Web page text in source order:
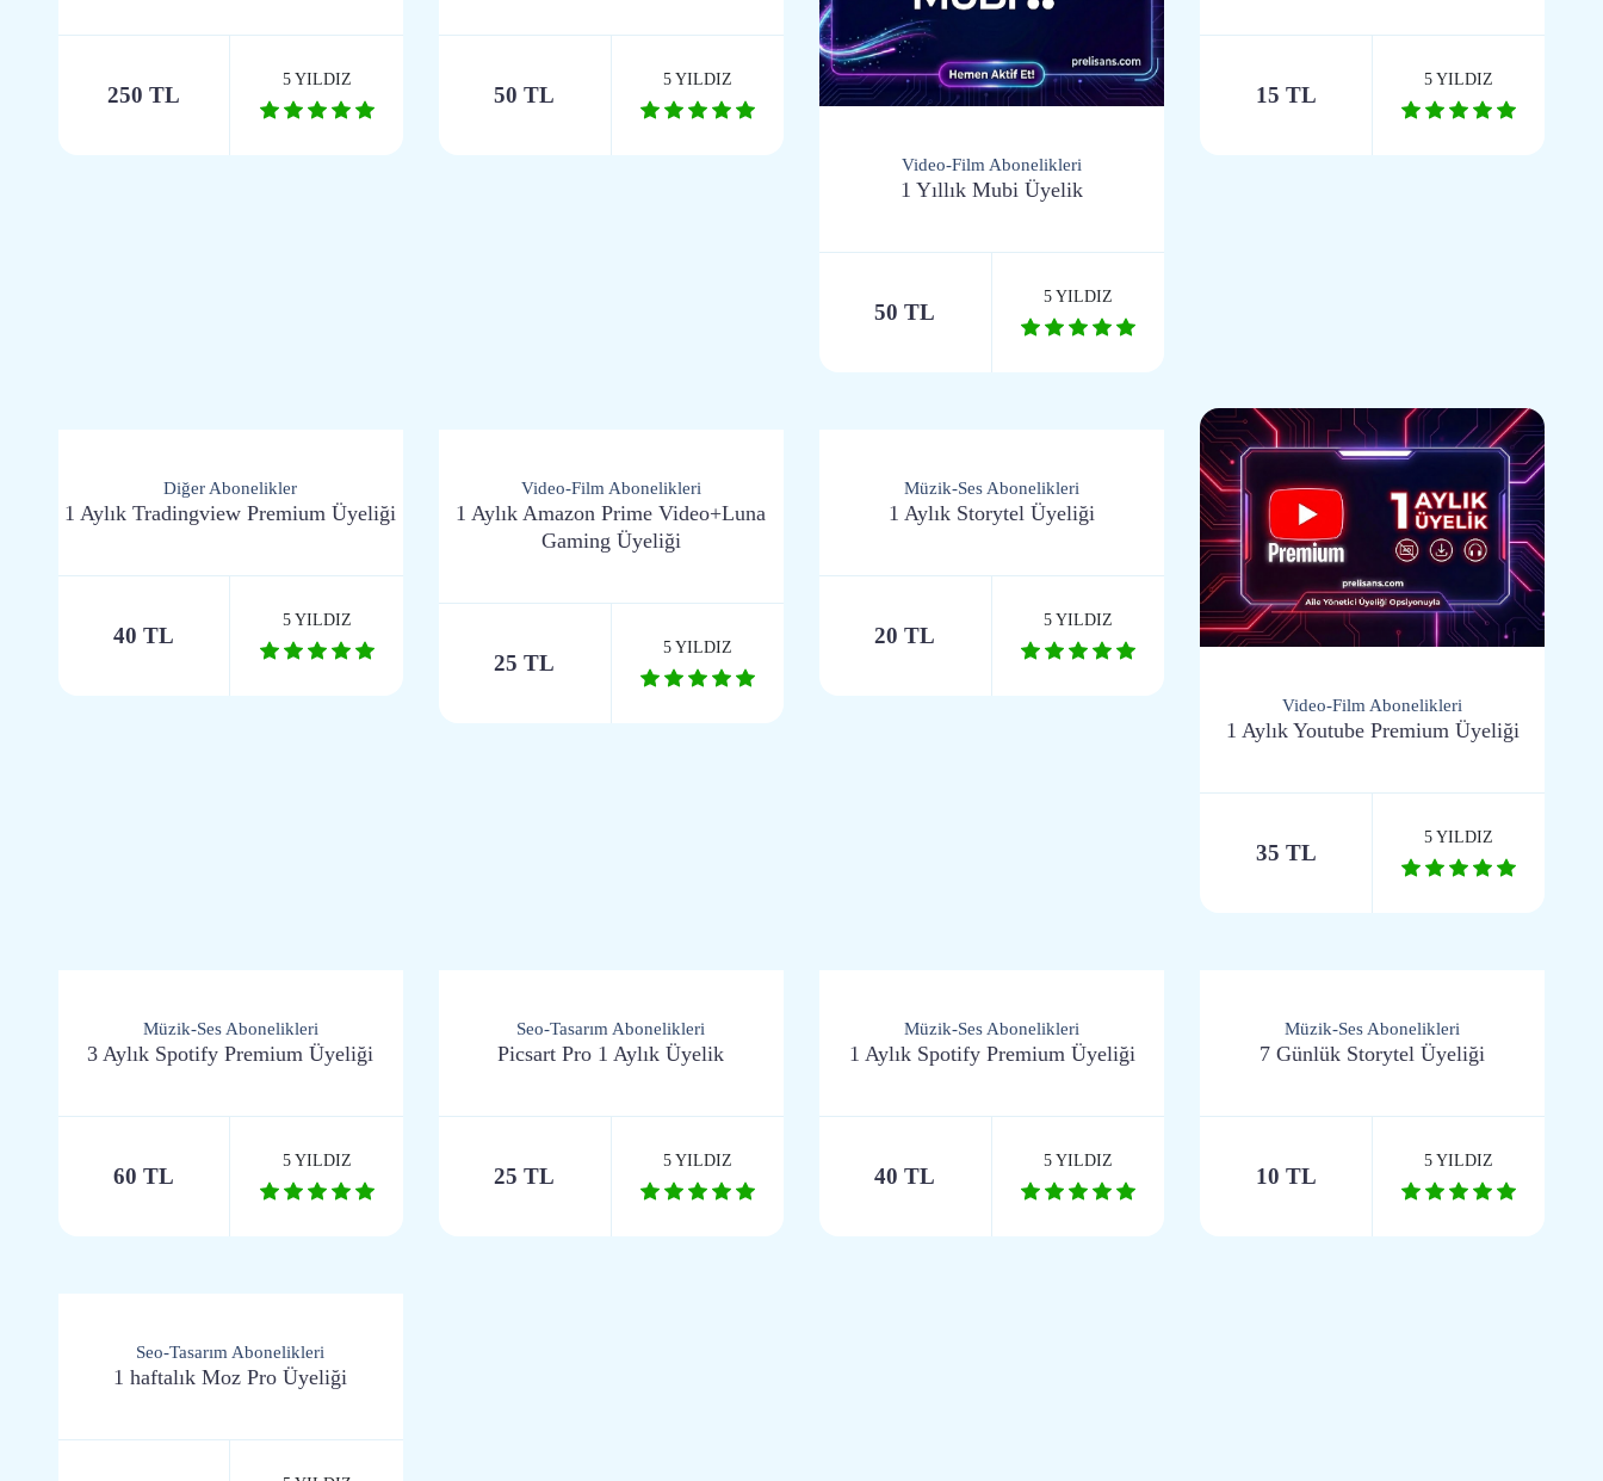
250 TL
5 YILDIZ
50 TL
5 YILDIZ
Video-Film Abonelikleri
1 Yıllık Mubi Üyelik
50 TL
5 YILDIZ
15 TL
5 YILDIZ
Diğer Abonelikler
1 Aylık Tradingview Premium Üyeliği
40 TL
5 YILDIZ
Video-Film Abonelikleri
1 Aylık Amazon Prime Video+Luna
Gaming Üyeliği
25 TL
5 YILDIZ
Müzik-Ses Abonelikleri
1 Aylık Storytel Üyeliği
20 TL
5 YILDIZ
Video-Film Abonelikleri
1 Aylık Youtube Premium Üyeliği
35 TL
5 YILDIZ
Müzik-Ses Abonelikleri
3 Aylık Spotify Premium Üyeliği
60 TL
5 YILDIZ
Seo-Tasarım Abonelikleri
Picsart Pro 1 Aylık Üyelik
25 TL
5 YILDIZ
Müzik-Ses Abonelikleri
1 Aylık Spotify Premium Üyeliği
40 TL
5 YILDIZ
Müzik-Ses Abonelikleri
7 Günlük Storytel Üyeliği
10 TL
5 YILDIZ
Seo-Tasarım Abonelikleri
1 haftalık Moz Pro Üyeliği